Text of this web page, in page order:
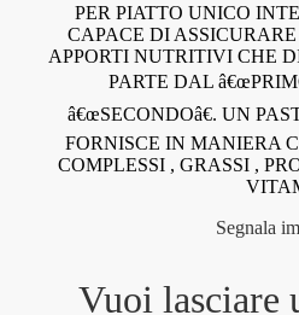
PER PIATTO UNICO
CAPACE DI
APPORTI NUTRITIVI CHE
PARTE DAL
â€œSECONDOâ€. UN
FORNISCE IN MANIERA
COMPLESSI , GRASSI ,
Segnala
Vuoi lasciare